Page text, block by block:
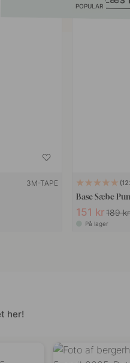
3M-TAPE
POPULAR
Base Sæbe
151 kr 189 kr
På lager
her!